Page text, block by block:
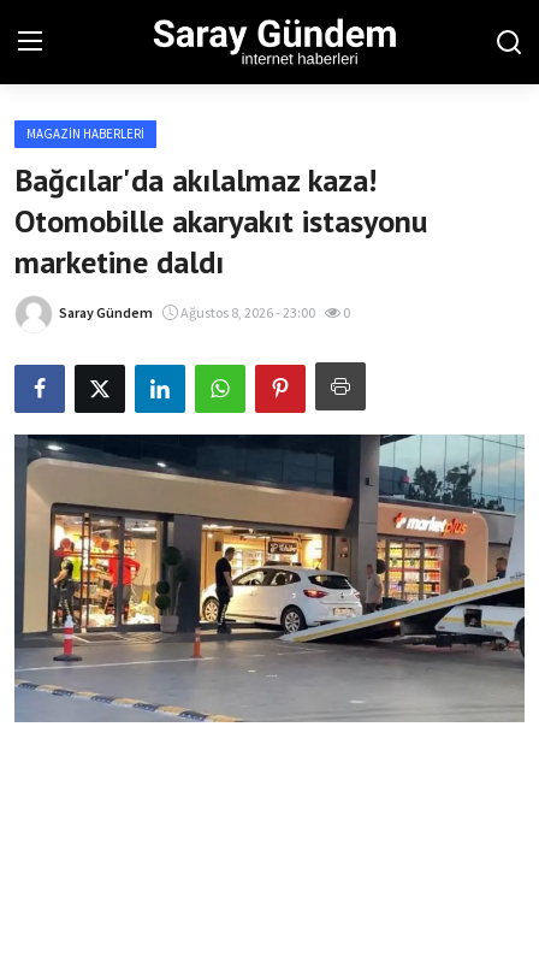
Ana Sayfa
Bölgesel
Son Dakika
Spor Haberleri
Teknoloji Haberleri
Magazin Haberleri
Dünya Haberleri
MAGAZIN HABERLERI
Bağcılar'da akılalmaz kaza!
Otomobille akaryakıt istasyonu
marketine daldı
Saray Gündem Ağustos 8, 2026 - 23:00 0